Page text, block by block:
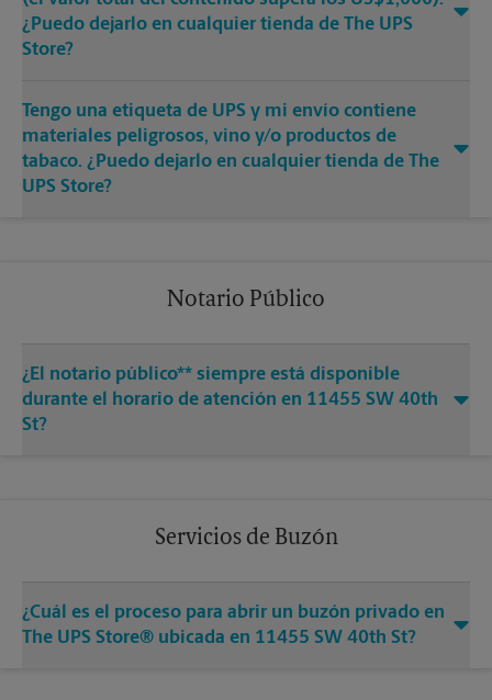
¿Puedo dejarlo en cualquier tienda de The UPS
Store?
Tengo una etiqueta de UPS y mi envío contiene
materiales peligrosos, vino y/o productos de
tabaco. ¿Puedo dejarlo en cualquier tienda de The
UPS Store?
Notario Público
¿El notario público** siempre está disponible
durante el horario de atención en 11455 SW 40th
St?
Servicios de Buzón
¿Cuál es el proceso para abrir un buzón privado en
The UPS Store® ubicada en 11455 SW 40th St?